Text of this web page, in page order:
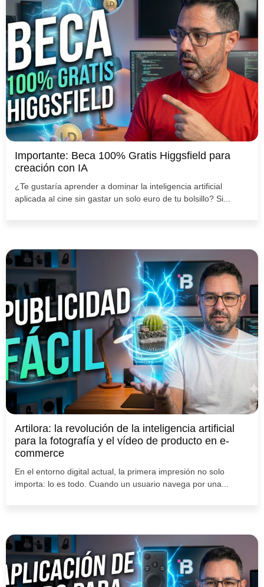
Importante: Beca 100% Gratis Higgsfield para
creación con IA
¿Te gustaría aprender a dominar la inteligencia artificial
aplicada al cine sin gastar un solo euro de tu bolsillo? Si...
Artilora: la revolución de la inteligencia artificial
para la fotografía y el vídeo de producto en e-
commerce
En el entorno digital actual, la primera impresión no solo
importa: lo es todo. Cuando un usuario navega por una...